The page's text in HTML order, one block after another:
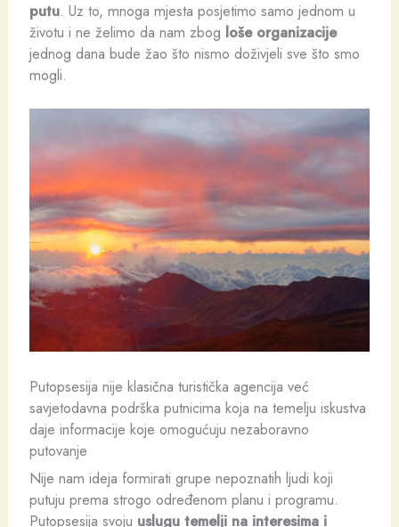
putu. Uz to, mnoga mjesta posjetimo samo jednom u
životu i ne želimo da nam zbog loše organizacije
jednog dana bude žao što nismo doživjeli sve što smo
mogli.
Putopsesija nije klasična turistička agencija već
savjetodavna podrška putnicima koja na temelju iskustva
daje informacije koje omogućuju nezaboravno
putovanje
Nije nam ideja formirati grupe nepoznatih ljudi koji
putuju prema strogo određenom planu i programu.
Putopsesija svoju uslugu temelji na interesima i